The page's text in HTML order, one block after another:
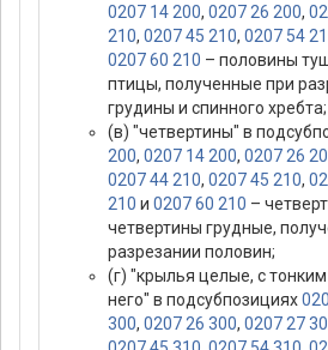
0207 14 200, 0207 26 200,
210, 0207 45 210, 0207 54
0207 60 210 – половины
птицы, полученные при
грудины и спинного хребта;
(в) "четвертины" в
200, 0207 14 200, 0207 26
0207 44 210, 0207 45 210,
210 и 0207 60 210 –
четвертины грудные,
разрезании половин;
(г) "крылья целые, с
него" в подсубпозициях
300, 0207 26 300, 0207 27